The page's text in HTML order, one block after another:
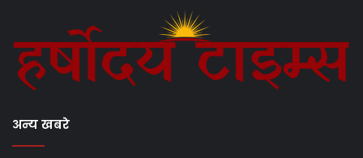
अन्य खबरे